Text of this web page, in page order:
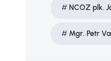
NCOZ plk.
Mgr. Petr